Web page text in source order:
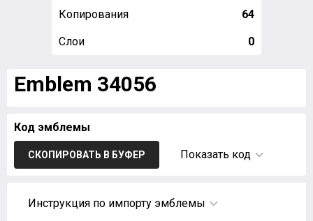
Копирования 64
Слои 0
Emblem 34056
Код эмблемы
СКОПИРОВАТЬ В БУФЕР Показать код
Инструкция по импорту эмблемы